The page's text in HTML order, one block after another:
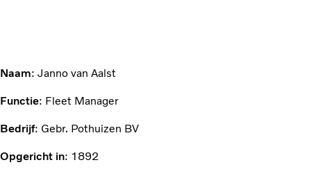
Naam: Janno van Aalst
Functie: Fleet Manager
Bedrijf: Gebr. Pothuizen BV
Opgericht in: 1892